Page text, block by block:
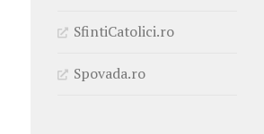
SfintiCatolici.ro
Spovada.ro